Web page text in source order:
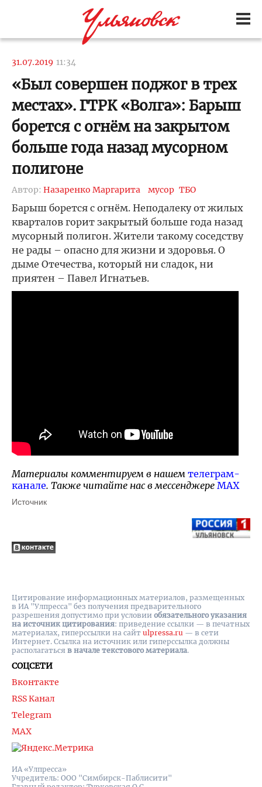
31.07.2019 11:34
«Был совершен поджог в трех
местах». ГТРК «Волга»: Барыш
борется с огнём на закрытом
больше года назад мусорном
полигоне
Автор: Назаренко Маргарита мусор ТБО
Барыш борется с огнём. Неподалеку от жилых
кварталов горит закрытый больше года назад
мусорный полигон. Жители такому соседству
не рады – опасно для жизни и здоровья. О
дыме Отечества, который ни сладок, ни
приятен – Павел Игнатьев.
Материалы комментируем в нашем телеграм-
канале. Также читайте нас в мессенджере MAX
Источник
ИА «Улпресса»
Учредитель: ООО "Симбирск-Паблисити"
СОЦСЕТИ
Вконтакте
RSS Канал
Telegram
MAX
Цитирование информационных материалов, размещенных
в ИА "Улпресса" без получения предварительного
разрешения допустимо при условии обязательного указания
на источник цитирования: приведение ссылки — в печатных
материалах, гиперссылки на cайт ulpressa.ru — в сети
Интернет. Ссылка на источник или гиперссылка должны
располагаться в начале текстового материала.